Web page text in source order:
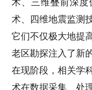
术、 三维叠前深
术、四维地震监测
它们不仅极大地提
老区勘探注入了新
在现阶段，相关学
术在数据采集、处